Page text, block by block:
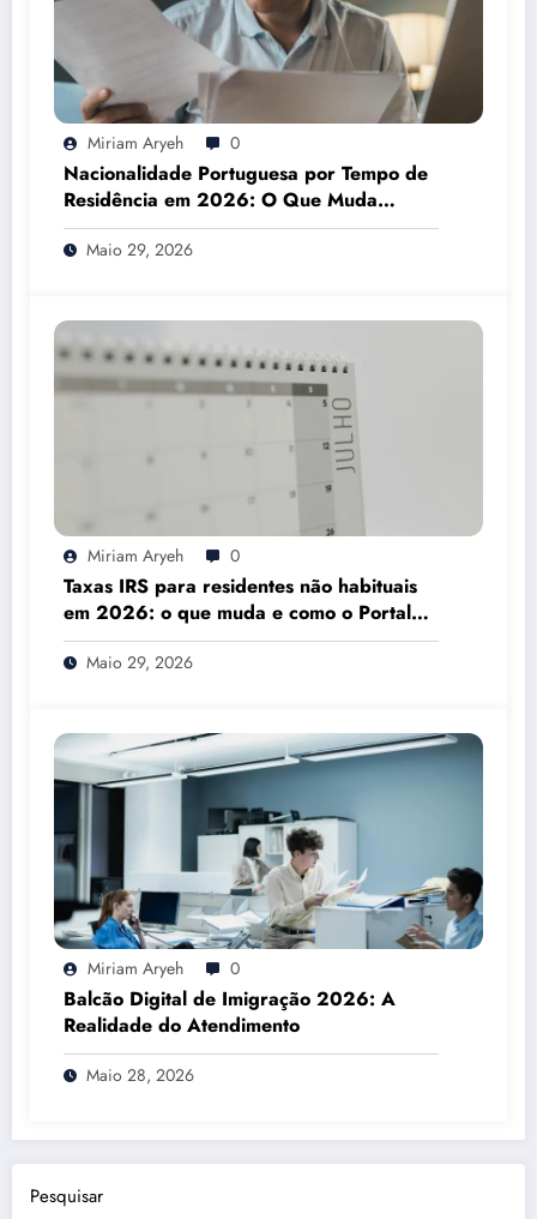
Miriam Aryeh 0
Nacionalidade Portuguesa por Tempo de
Residência em 2026: O Que Muda
Mesmo
Maio 29, 2026
Miriam Aryeh 0
Taxas IRS para residentes não habituais
em 2026: o que muda e como o Portal
das Finanças pode ajudar
Maio 29, 2026
Miriam Aryeh 0
Balcão Digital de Imigração 2026: A
Realidade do Atendimento
Maio 28, 2026
Pesquisar